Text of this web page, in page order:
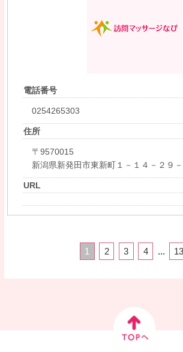
電話番号
0254265303
住所
〒9570015
新潟県新発田市東新町１－１４－２９－
URL
1 2 3 4 ... 13